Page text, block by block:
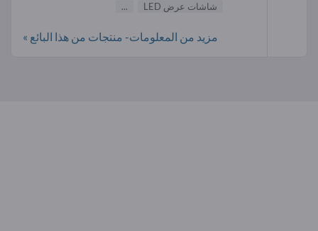
شاشات عرض LED
...
مزيد من المعلومات- منتجات من هذا البائع »